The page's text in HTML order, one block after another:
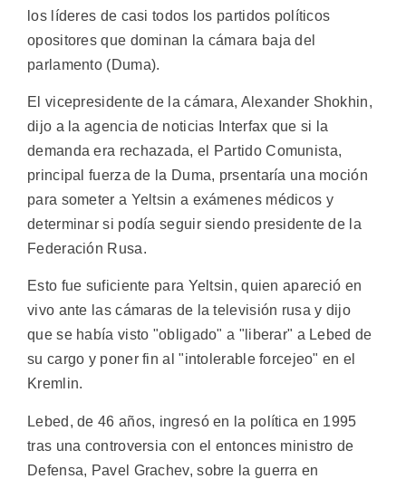
los líderes de casi todos los partidos políticos
opositores que dominan la cámara baja del
parlamento (Duma).
El vicepresidente de la cámara, Alexander Shokhin,
dijo a la agencia de noticias Interfax que si la
demanda era rechazada, el Partido Comunista,
principal fuerza de la Duma, prsentaría una moción
para someter a Yeltsin a exámenes médicos y
determinar si podía seguir siendo presidente de la
Federación Rusa.
Esto fue suficiente para Yeltsin, quien apareció en
vivo ante las cámaras de la televisión rusa y dijo
que se había visto "obligado" a "liberar" a Lebed de
su cargo y poner fin al "intolerable forcejeo" en el
Kremlin.
Lebed, de 46 años, ingresó en la política en 1995
tras una controversia con el entonces ministro de
Defensa, Pavel Grachev, sobre la guerra en